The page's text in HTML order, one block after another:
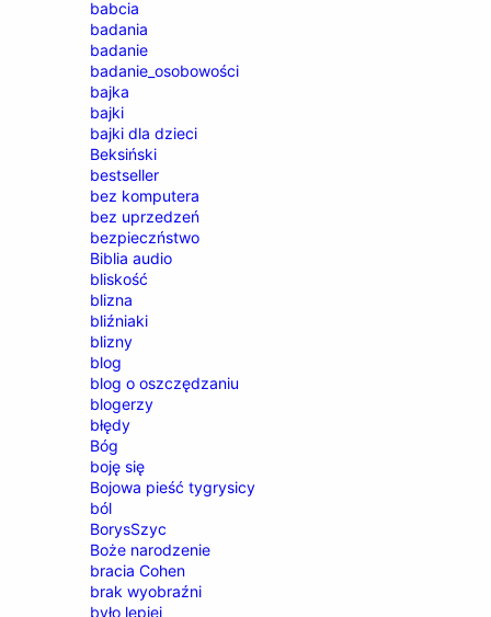
babcia
badania
badanie
badanie_osobowości
bajka
bajki
bajki dla dzieci
Beksiński
bestseller
bez komputera
bez uprzedzeń
bezpieczństwo
Biblia audio
bliskość
blizna
bliźniaki
blizny
blog
blog o oszczędzaniu
blogerzy
błędy
Bóg
boję się
Bojowa pieść tygrysicy
ból
BorysSzyc
Boże narodzenie
bracia Cohen
brak wyobraźni
było lepiej